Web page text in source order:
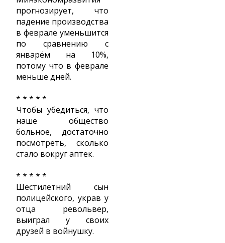
прогнозирует, что
падение производства
в феврале уменьшится
по сравнению с
январём на 10%,
потому что в феврале
меньше дней.
* * * * *
Чтобы убедиться, что
наше общество
больное, достаточно
посмотреть, сколько
стало вокруг аптек.
* * * * *
Шестилетний сын
полицейского, украв у
отца револьвер,
выиграл у своих
друзей в войнушку.